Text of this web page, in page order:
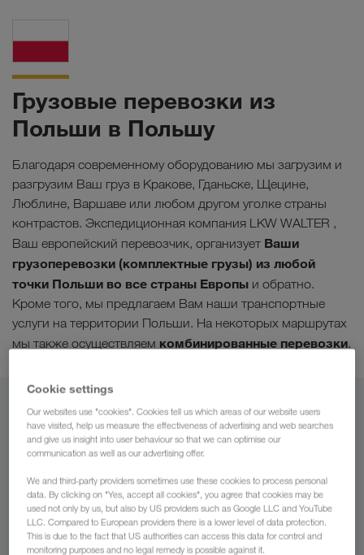
Грузовые перевозки из
Польши в Польшу
Благодаря современному оборудованию мы загрузим и
разгрузим Ваш груз в Кракове, Гданьске, Щецине,
Люблине, Варшаве или любом другом уголке страны
контрастов. Экспедиционная компания LKW WALTER ,
Ваш европейский перевозчик, организует Ваши
грузоперевозки (комплектные грузы) из любой
точки Польши во все страны Европы и обратно.
Кроме того, мы предлагаем Вам наши транспортные
услуги на территории Польши. На некоторых маршрутах
мы также осуществляем комбинированные перевозки.
Из
Узбекистан
Cookie settings
Our websites use "cookies". Cookies tell us which areas of our website users
have visited, help us measure the effectiveness of advertising and web searches
and give us insight into user behaviour so that we can optimise our
communication as well as our advertising offer.
We and third-party providers sometimes use these cookies to process personal
data. By clicking on "Yes, accept all cookies", you agree that cookies may be
used not only by us, but also by US providers such as Google LLC and YouTube
LLC. Compared to European providers there is a lower level of data protection.
This is due to the fact that US authorities can access this data for control and
monitoring purposes and no legal remedy is possible against it.